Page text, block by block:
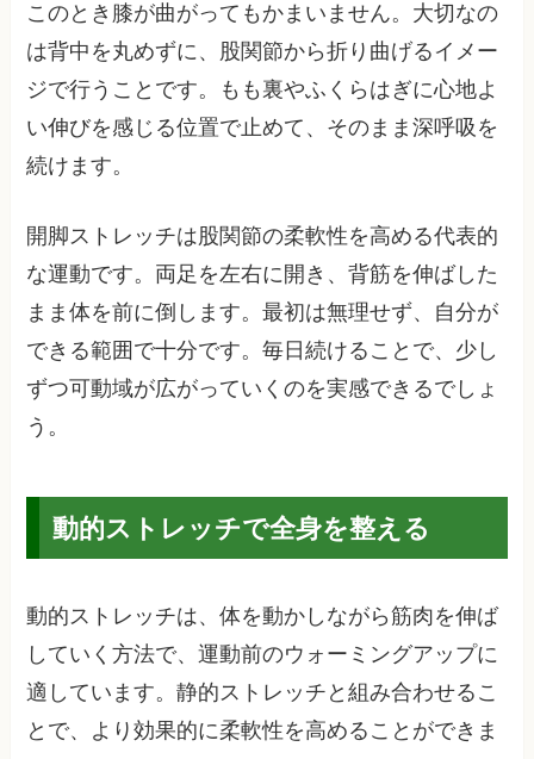
このとき膝が曲がってもかまいません。大切なの
は背中を丸めずに、股関節から折り曲げるイメー
ジで行うことです。もも裏やふくらはぎに心地よ
い伸びを感じる位置で止めて、そのまま深呼吸を
続けます。
開脚ストレッチは股関節の柔軟性を高める代表的
な運動です。両足を左右に開き、背筋を伸ばした
まま体を前に倒します。最初は無理せず、自分が
できる範囲で十分です。毎日続けることで、少し
ずつ可動域が広がっていくのを実感できるでしょ
う。
動的ストレッチで全身を整える
動的ストレッチは、体を動かしながら筋肉を伸ば
していく方法で、運動前のウォーミングアップに
適しています。静的ストレッチと組み合わせるこ
とで、より効果的に柔軟性を高めることができま